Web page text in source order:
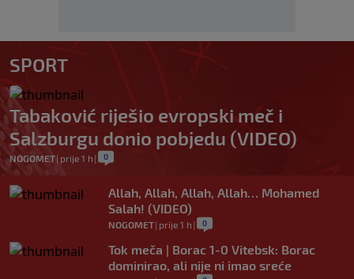
SPORT
Tabaković riješio evropski meč i
Salzburgu donio pobjedu (VIDEO)
NOGOMET| prije 1 h | 0
Allah, Allah, Allah, Allah… Mohamed
Salah! (VIDEO)
NOGOMET| prije 1 h | 0
Tok meča | Borac 1-0 Vitebsk: Borac
dominirao, ali nije ni imao sreće